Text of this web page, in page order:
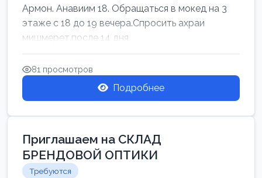
Армон. Анавиим 18. Обращаться в мокед на 3
этаже с 18 до 19 вечера.Спросить ахраи
мишмерет.после 14 дня
81 просмотров
Подробнее
Приглашаем на СКЛАД
БРЕНДОВОЙ ОПТИКИ
Требуются